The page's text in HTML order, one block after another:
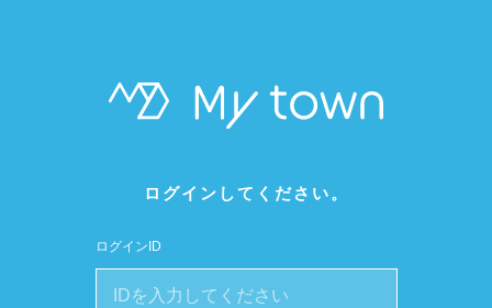
ログインしてください。
ログインID